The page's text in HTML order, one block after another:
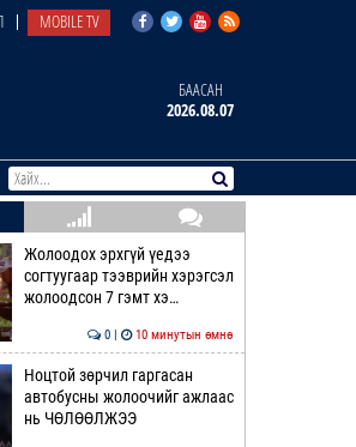
MOBILE TV
БААСАН
2026.08.07
Жолоодох эрхгүй үедээ
согтуугаар тээврийн хэрэгсэл
жолоодсон 7 гэмт хэ…
0 | 10 минутын өмнө
Ноцтой зөрчил гаргасан
автобусны жолоочийг ажлаас
нь ЧӨЛӨӨЛЖЭЭ